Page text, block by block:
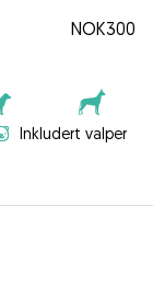
NOK300
Inkludert valper